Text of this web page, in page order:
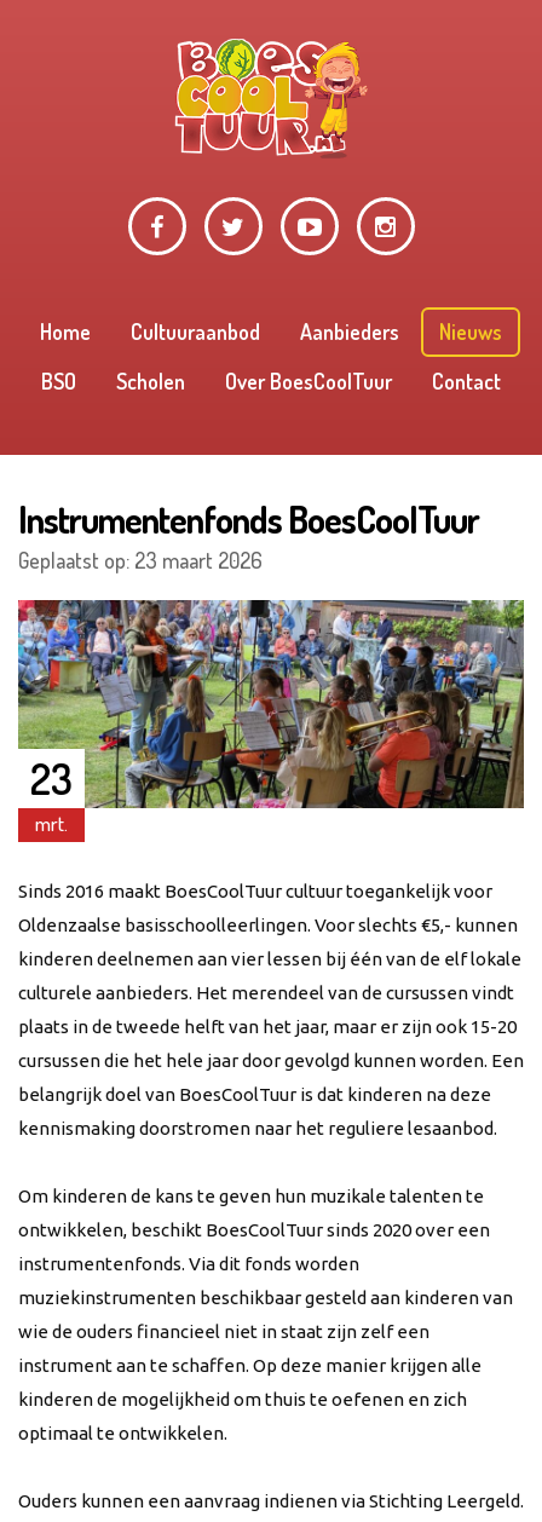
Home Cultuuraanbod Aanbieders
Nieuws
BSO
Scholen Over BoesCoolTuur Contact
Instrumentenfonds BoesCoolTuur
Geplaatst op: 23 maart 2026
23
mrt.
Sinds 2016 maakt BoesCoolTuur cultuur toegankelijk voor
Oldenzaalse basisschoolleerlingen. Voor slechts €5,- kunnen
kinderen deelnemen aan vier lessen bij één van de elf lokale
culturele aanbieders. Het merendeel van de cursussen vindt
plaats in de tweede helft van het jaar, maar er zijn ook 15-20
cursussen die het hele jaar door gevolgd kunnen worden. Een
belangrijk doel van BoesCoolTuur is dat kinderen na deze
kennismaking doorstromen naar het reguliere lesaanbod.
Om kinderen de kans te geven hun muzikale talenten te
ontwikkelen, beschikt BoesCoolTuur sinds 2020 over een
instrumentenfonds. Via dit fonds worden
muziekinstrumenten beschikbaar gesteld aan kinderen van
wie de ouders financieel niet in staat zijn zelf een
instrument aan te schaffen. Op deze manier krijgen alle
kinderen de mogelijkheid om thuis te oefenen en zich
optimaal te ontwikkelen.
Ouders kunnen een aanvraag indienen via Stichting Leergeld.